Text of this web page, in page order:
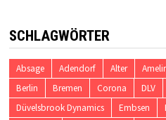
SCHLAGWÖRTER
Absage Adendorf Alter
Berlin
Bremen Corona DLV
Düvelsbrook Dynamics
Embsen